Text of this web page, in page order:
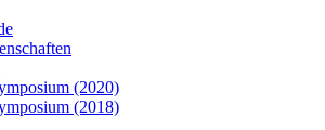
(2020)
(2018)